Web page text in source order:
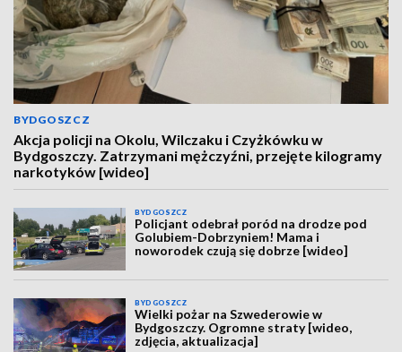
BYDGOSZCZ
Akcja policji na Okolu, Wilczaku i Czyżkówku w
Bydgoszczy. Zatrzymani mężczyźni, przejęte kilogramy
narkotyków [wideo]
BYDGOSZCZ
Policjant odebrał poród na drodze pod
Golubiem-Dobrzyniem! Mama i
noworodek czują się dobrze [wideo]
BYDGOSZCZ
Wielki pożar na Szwederowie w
Bydgoszczy. Ogromne straty [wideo,
zdjęcia, aktualizacja]